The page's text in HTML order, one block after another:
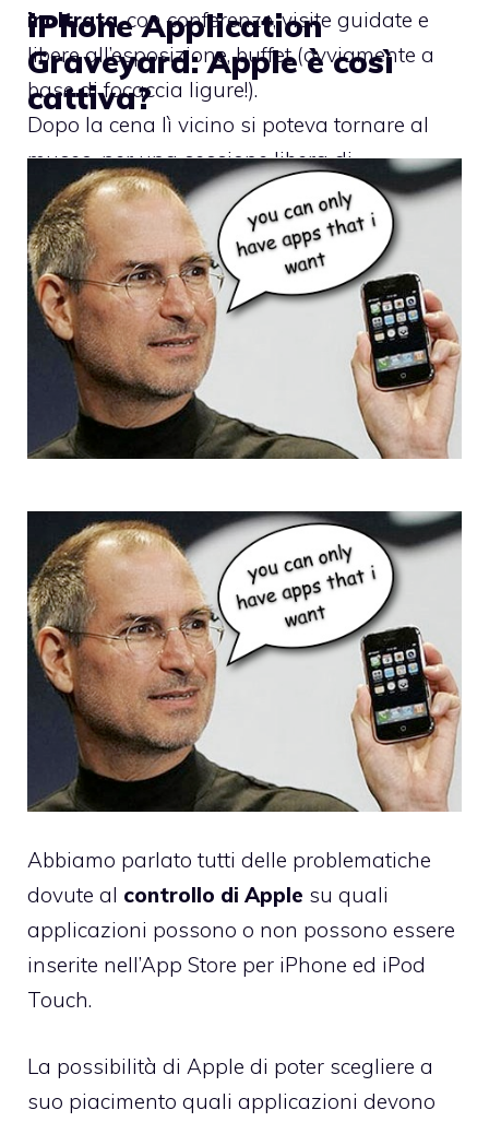
inoltrata, con conferenze, visite guidate e
libere all’esposizione, buffet (ovviamente a
base di focaccia ligure!).
Dopo la cena lì vicino si poteva tornare al
museo, per una sessione libera di
chiacchiere su prodotti Apple, hardware e
software, anticipazioni su iPhone OS 3.0
buoni amanti Apple, ovviamente iPhone era
il telefono più presente) e tutto quello di cui
si voleva discorrere.
Dopo il salto, la galleria fotografica di
TheAppleLounge al compleanno del museo.
iPhone Application
Graveyard: Apple è così
cattiva?
Abbiamo parlato tutti delle problematiche
dovute al controllo di Apple su quali
applicazioni possono o non possono essere
inserite nell’App Store per iPhone ed iPod
Touch.
La possibilità di Apple di poter scegliere a
suo piacimento quali applicazioni devono